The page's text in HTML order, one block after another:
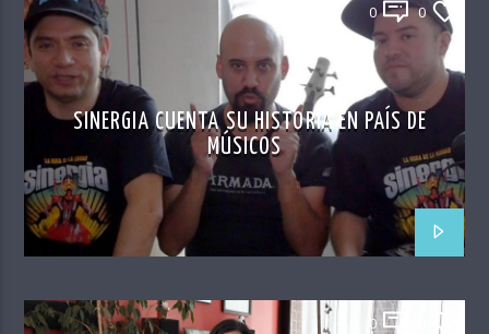
0 0
SINERGIA CUENTA SU HISTORIA EN PAÍS DE
MÚSICOS
0